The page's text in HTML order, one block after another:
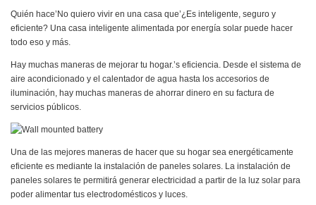
Quién hace’No quiero vivir en una casa que’¿Es inteligente, seguro y
eficiente? Una casa inteligente alimentada por energía solar puede hacer
todo eso y más.
Hay muchas maneras de mejorar tu hogar.’s eficiencia. Desde el sistema de
aire acondicionado y el calentador de agua hasta los accesorios de
iluminación, hay muchas maneras de ahorrar dinero en su factura de
servicios públicos.
Una de las mejores maneras de hacer que su hogar sea energéticamente
eficiente es mediante la instalación de paneles solares. La instalación de
paneles solares te permitirá generar electricidad a partir de la luz solar para
poder alimentar tus electrodomésticos y luces.